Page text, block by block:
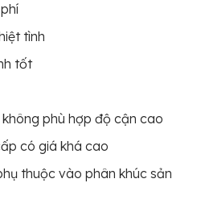
tình
tốt
phù hợp độ cận cao
có giá khá cao
thuộc vào phân khúc sản